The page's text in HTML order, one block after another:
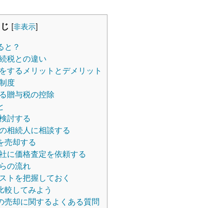
[非表示]
と？
税との違い
するメリットとデメリット
度
贈与税の控除
討する
相続人に相談する
売却する
に価格査定を依頼する
の流れ
トを把握しておく
較してみよう
売却に関するよくある質問